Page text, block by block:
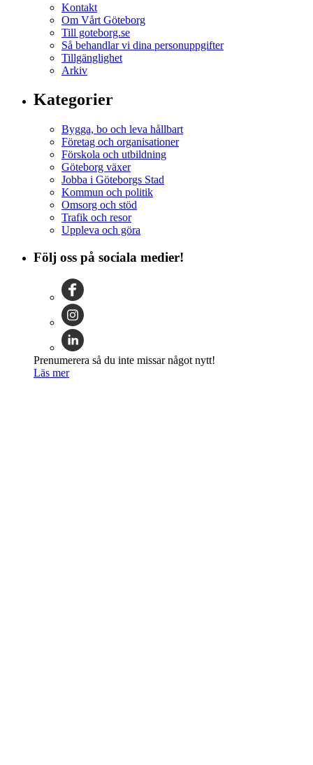
Kontakt
Om Vårt Göteborg
Till goteborg.se
Så behandlar vi dina personuppgifter
Tillgänglighet
Arkiv
Kategorier
Bygga, bo och leva hållbart
Företag och organisationer
Förskola och utbildning
Göteborg växer
Jobba i Göteborgs Stad
Kommun och politik
Omsorg och stöd
Trafik och resor
Uppleva och göra
Följ oss på sociala medier!
Prenumerera så du inte missar något nytt!
Läs mer